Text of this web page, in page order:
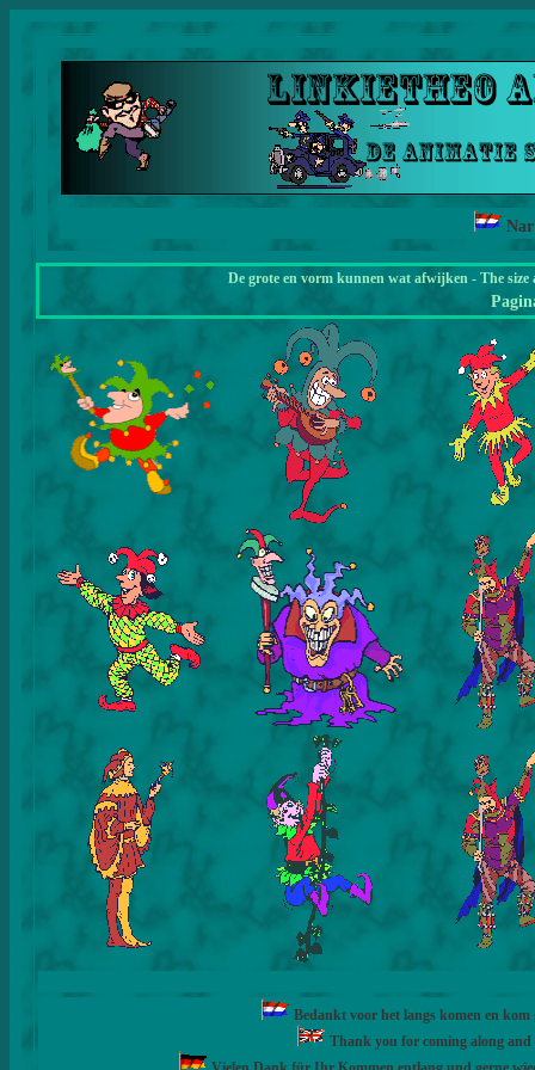
De grote en vorm kunnen wat afwijken - The
Bedankt voor het langs komen en
Thank you for coming along and